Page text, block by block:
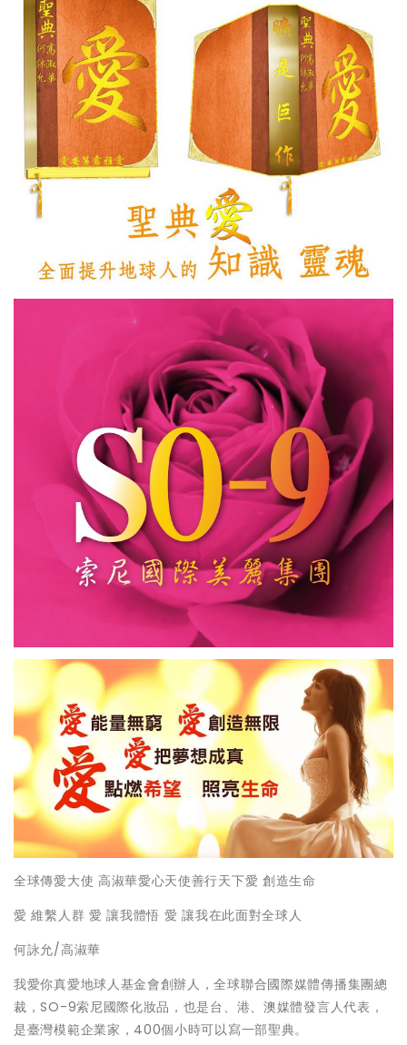
全球傳愛大使 高淑華愛心天使善行天下愛 創造生命
愛 維繫人群 愛 讓我體悟 愛 讓我在此面對全球人
何詠允/高淑華
我愛你真愛地球人基金會創辦人，全球聯合國際媒體傳播集團總
裁，SO-9索尼國際化妝品，也是台、港、澳媒體發言人代表，
是臺灣模範企業家，400個小時可以寫一部聖典。